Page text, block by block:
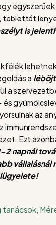
is
a léböjt
a
az
Ezt
2 napnál
vállalásnál
tanácsok,